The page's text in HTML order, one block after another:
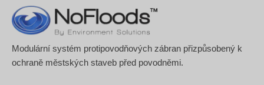
Modulární systém protipovodňových zábran přizpůsobený k
ochraně městských staveb před povodněmi.